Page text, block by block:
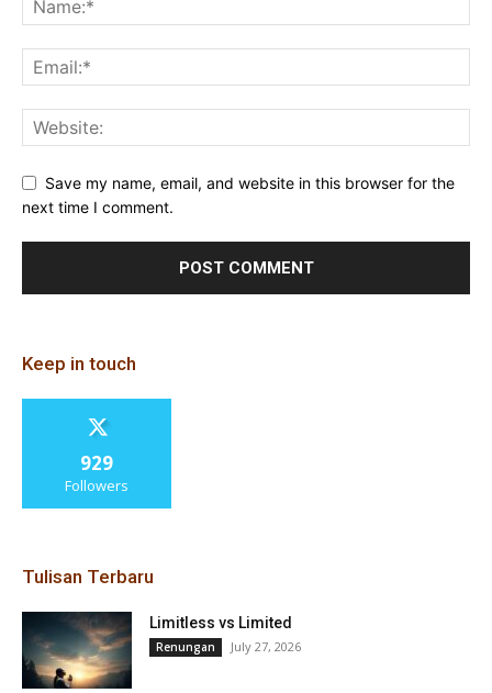
Save my name, email, and website in this browser for the
next time I comment.
Keep in touch
929
Followers
Tulisan Terbaru
Limitless vs Limited
Renungan July 27, 2026